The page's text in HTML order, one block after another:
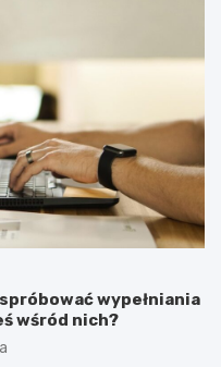
wypełniania
wśród nich?